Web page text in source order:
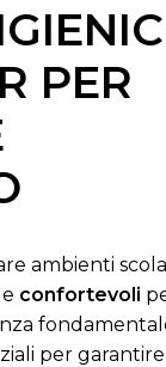
PER
ambienti
e confortevoli
per